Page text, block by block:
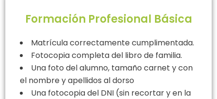
Formación Profesional Básica
Matrícula correctamente cumplimentada.
Fotocopia completa del libro de familia.
Una foto del alumno, tamaño carnet y con
el nombre y apellidos al dorso
Una fotocopia del DNI (sin recortar y en la